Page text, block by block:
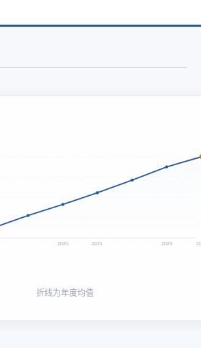
2020 2021 2023
折线为年度均值